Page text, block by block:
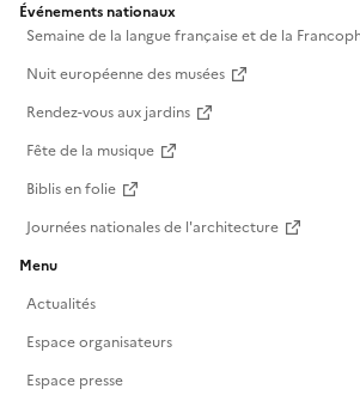
Événements nationaux
Semaine de la langue française et de la
Nuit européenne des musées
Rendez-vous aux jardins
Fête de la musique
Biblis en folie
Journées nationales de l'architecture
Menu
Actualités
Espace organisateurs
Espace presse